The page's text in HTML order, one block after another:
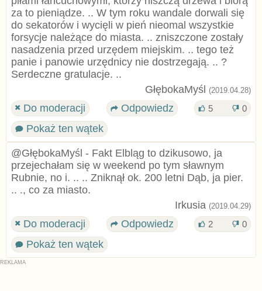
za to pieniądze. .. W tym roku wandale dorwali się
do sekatorów i wycięli w pień nieomal wszystkie
forsycje należące do miasta. .. zniszczone zostały
nasadzenia przed urzędem miejskim. .. tego też
panie i panowie urzędnicy nie dostrzegają. .. ?
Serdeczne gratulacje. ..
GłębokaMyśl
(2019.04.28)
Do moderacji Odpowiedz 5 0
Pokaż ten wątek
@GłębokaMyśl - Fakt Elbląg to dzikusowo, ja
przejechałam się w weekend po tym sławnym
Rubnie, no i. .. .. Zniknął ok. 200 letni Dąb, ja pier.
.. ., co za miasto.
Irkusia (2019.04.29)
Do moderacji Odpowiedz 2 0
Pokaż ten wątek